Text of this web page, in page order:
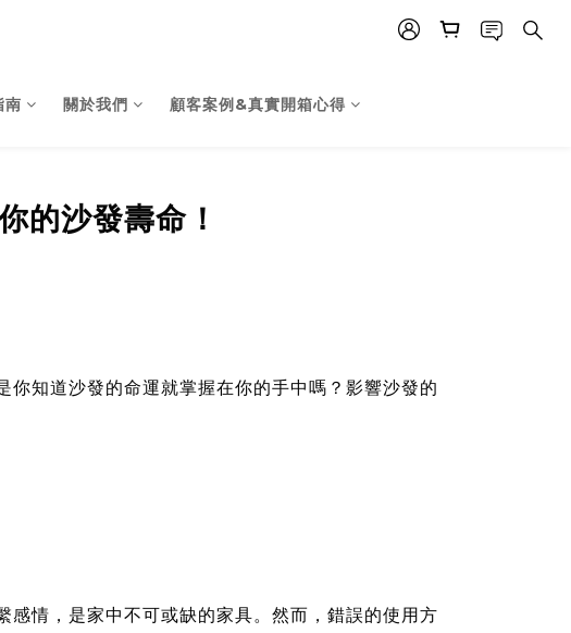
南 關於我們 顧客案例&真實開箱心得
的沙發壽命！
知道沙發的命運就掌握在你的手中嗎？影響沙發的
情，是家中不可或缺的家具。然而，錯誤的使用方